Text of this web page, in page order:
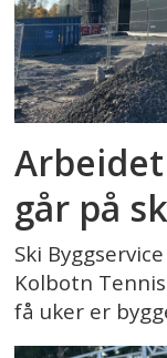
går på
Ski
Kolbotn
få uker er